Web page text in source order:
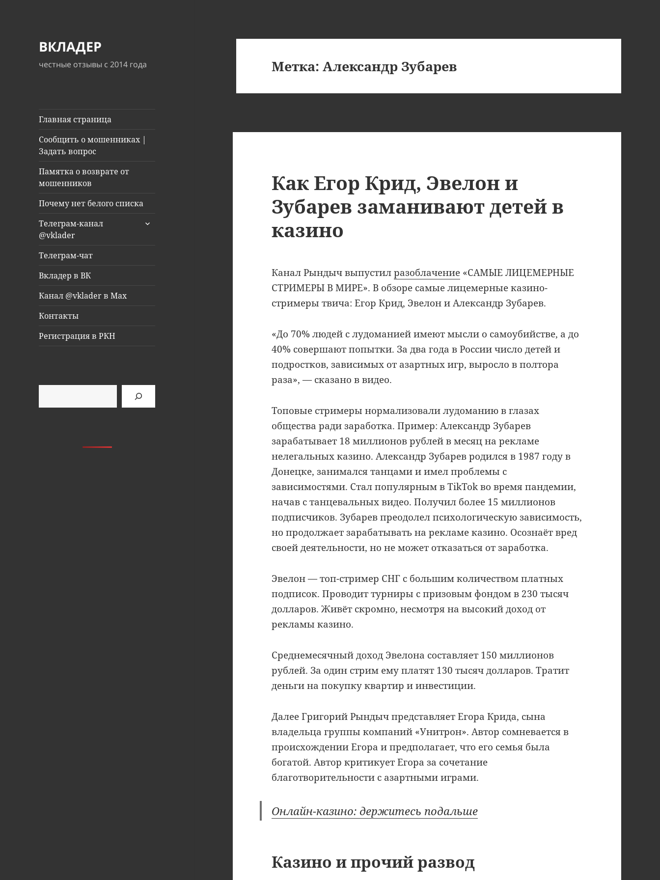
ВКЛАДЕР
честные отзывы с 2014 года
Главная страница
Сообщить о мошенниках |
Задать вопрос
Памятка о возврате от
мошенников
Почему нет белого списка
Телеграм-канал
@vklader
раскрыть
Телеграм-чат
Вкладер в ВК
Канал @vklader в Max
Контакты
Регистрация в РКН
Метка:Александр Зубарев
Как Егор Крид, Эвелон и
Зубарев заманивают детей в
казино
Канал Рындыч выпустилразоблачение «САМЫЕ ЛИЦЕМЕРНЫЕ
СТРИМЕРЫ В МИРЕ». В обзоре самые лицемерные казино-
стримеры твича: Егор Крид, Эвелон и Александр Зубарев.
«До 70% людей с лудоманией имеют мысли о самоубийстве, а до
40% совершают попытки. За два года в России число детей и
подростков, зависимых от азартных игр, выросло в полтора
раза», — сказано в видео.
Топовые стримеры нормализовали лудоманию в глазах
общества ради заработка. Пример: Александр Зубарев
зарабатывает 18 миллионов рублей в месяц на рекламе
нелегальных казино. Александр Зубарев родился в 1987 году в
Донецке, занимался танцами и имел проблемы с
зависимостями. Стал популярным в TikTok во время пандемии,
начав с танцевальных видео. Получил более 15 миллионов
подписчиков. Зубарев преодолел психологическую зависимость,
но продолжает зарабатывать на рекламе казино. Осознаёт вред
своей деятельности, но не может отказаться от заработка.
Эвелон — топ-стример СНГ с большим количеством платных
подписок. Проводит турниры с призовым фондом в 230 тысяч
долларов. Живёт скромно, несмотря на высокий доход от
рекламы казино.
Среднемесячный доход Эвелона составляет 150 миллионов
рублей. За один стрим ему платят 130 тысяч долларов. Тратит
деньги на покупку квартир и инвестиции.
Далее Григорий Рындыч представляет Егора Крида, сына
владельца группы компаний «Унитрон». Автор сомневается в
происхождении Егора и предполагает, что его семья была
богатой. Автор критикует Егора за сочетание
благотворительности с азартными играми.
Онлайн-казино: держитесь подальше
Казино и прочий развод